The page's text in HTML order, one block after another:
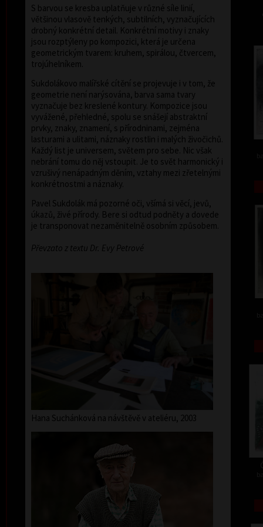
S barvou se kresba uplatňuje v různé síle linií,
většinou vlasově tenkých, subtilních, vyznačujících
drobný konkrétní detail. Konkrétní motivy i znaky
jsou rozptýleny po kompozici, která je určena
geometrickým tvarem: kruhem, spirálou, čtvercem,
trojúhelníkem.
Sukdolákovo malířské cítění se projevuje i v tom, že
geometrie není narýsována, barva sama tvary
vyznačuje bez kreslené kontury. Kompozice jsou
vyvážené, přehledné, spolu se snášejí abstraktní
prvky, znaky, znamení, s přírodninami, zejména
lasturami a ulitami, náznaky rostlin i malých živočichů.
Každý list je universem, světem pro sebe. Nic však
nebrání tomu do něj vstoupit. Je to svět harmonický i
vzrušivý nenápadným děním, vztahy mezi zřetelnými
konkrétnostmi a náznaky.
Pavel Sukdolák má pozorné oči, všímá si věcí, jevů,
úkazů, živé přírody. Bere si odtud podněty a dovede
je transponovat nezaměnitelně osobním způsobem.
Převzato z textu Dr. Evy Petrové
Hana Suchánková na návštěvě v ateliéru, 2003